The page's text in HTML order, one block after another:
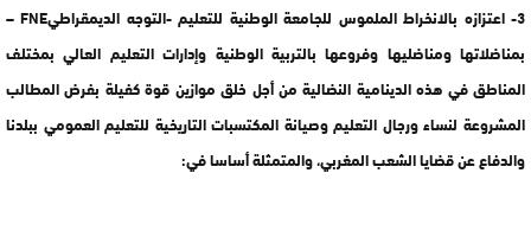
3- اعتزازه بالانخراط الملموس للجامعة الوطنية للتعليم -التوجه الديمقراطيFNE –
بمناضلاتها ومناضليها وفروعها بالتربية الوطنية وإدارات التعليم العالي بمختلف
المناطق في هذه الدينامية النضالية من أجل خلق موازين قوة كفيلة بفرض المطالب
المشروعة لنساء ورجال التعليم وصيانة المكتسبات التاريخية للتعليم العمومي ببلدنا
والدفاع عن قضايا الشعب المغربي، والمتمثلة أساسا في: